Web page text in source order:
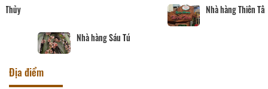
Nhà hàng Thiên Tân
Nhà hàng Sáu Tú
Địa điểm